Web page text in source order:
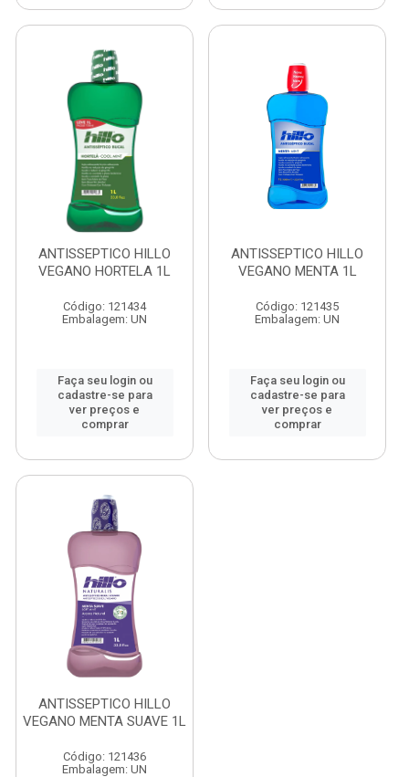
ANTISSEPTICO HILLO
VEGANO HORTELA 1L
Código: 121434
Embalagem: UN
Faça seu login ou
cadastre-se para
ver preços e
comprar
ANTISSEPTICO HILLO
VEGANO MENTA 1L
Código: 121435
Embalagem: UN
Faça seu login ou
cadastre-se para
ver preços e
comprar
ANTISSEPTICO HILLO
VEGANO MENTA SUAVE 1L
Código: 121436
Embalagem: UN